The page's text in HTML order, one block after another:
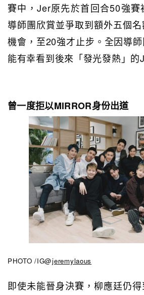
賽中，Jer原先於首回合50強賽
導師團欣賞並爭取到額外五個
機會，至20強才止步。全因導
能有幸看到後來「發光發熱」的
曾一度拒以MIRROR身份出道
PHOTO /IG@jeremylaous
即使未能晉身決賽，柳應廷仍